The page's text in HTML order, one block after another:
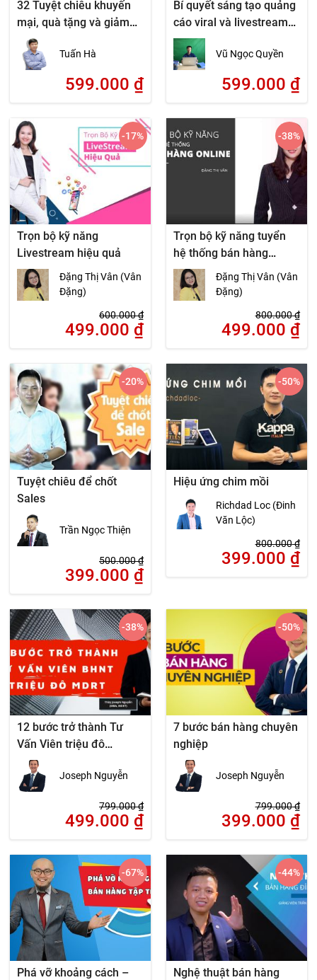
32 Tuyệt chiêu khuyến
mại, quà tặng và giảm
giá
Tuấn Hà
599.000 ₫
Bí quyết sáng tạo quảng
cáo viral và livestream
bán hàng online
Vũ Ngọc Quyền
599.000 ₫
Trọn bộ kỹ năng
Livestream hiệu quả
Đặng Thị Vân (Vân
Đặng)
600.000₫
499.000 ₫
-17%
Trọn bộ kỹ năng tuyển
hệ thống bán hàng
online
Đặng Thị Vân (Vân
Đặng)
800.000₫
499.000 ₫
-38%
Tuyệt chiêu để chốt
Sales
Trần Ngọc Thiện
500.000₫
399.000 ₫
-20%
Hiệu ứng chim mồi
Richdad Loc (Đinh
Văn Lộc)
800.000₫
399.000 ₫
-50%
12 bước trở thành Tư
Vấn Viên triệu đô
(MDRT)
Joseph Nguyễn
799.000₫
499.000 ₫
-38%
7 bước bán hàng chuyên
nghiệp
Joseph Nguyễn
799.000₫
399.000 ₫
-50%
Phá vỡ khoảng cách –
-67%
Nghệ thuật bán hàng
-44%